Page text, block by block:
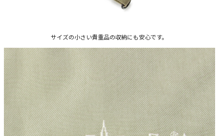
サイズの小さい貴重品の収納にも安心です。